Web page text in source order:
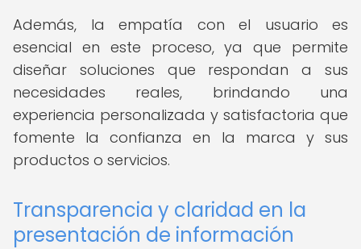
Además, la empatía con el usuario es
esencial en este proceso, ya que permite
diseñar soluciones que respondan a sus
necesidades reales, brindando una
experiencia personalizada y satisfactoria que
fomente la confianza en la marca y sus
productos o servicios.
Transparencia y claridad en la
presentación de información